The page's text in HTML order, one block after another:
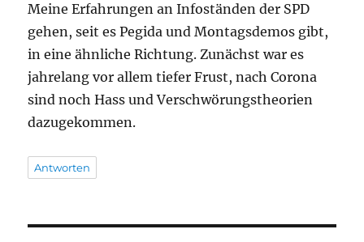
Meine Erfahrungen an Infoständen der SPD
gehen, seit es Pegida und Montagsdemos gibt,
in eine ähnliche Richtung. Zunächst war es
jahrelang vor allem tiefer Frust, nach Corona
sind noch Hass und Verschwörungstheorien
dazugekommen.
Antworten